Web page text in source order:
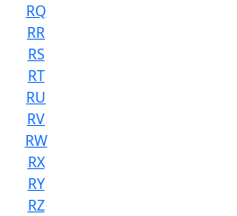
RQ
RR
RS
RT
RU
RV
RW
RX
RY
RZ